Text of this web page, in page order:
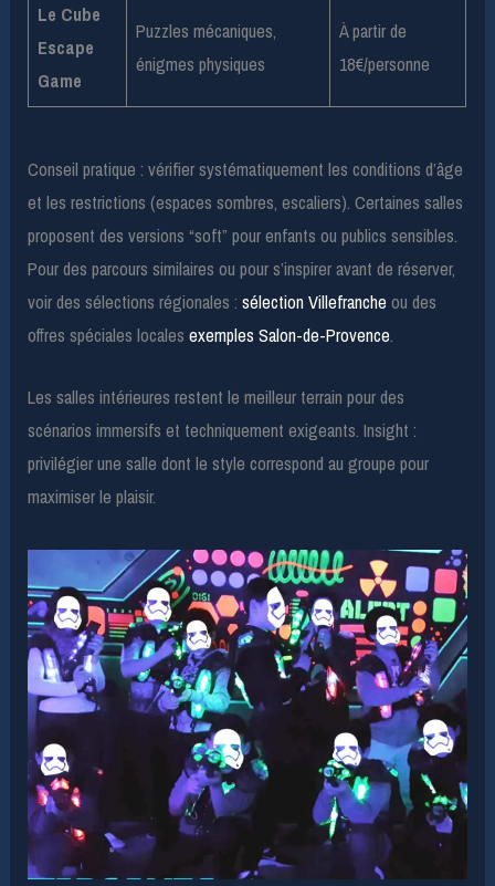
Le Cube
Escape
Game
Puzzles mécaniques,
énigmes physiques
À partir de
18€/personne
Conseil pratique : vérifier systématiquement les conditions d’âge
et les restrictions (espaces sombres, escaliers). Certaines salles
proposent des versions “soft” pour enfants ou publics sensibles.
Pour des parcours similaires ou pour s’inspirer avant de réserver,
voir des sélections régionales :sélection Villefrancheou des
offres spéciales localesexemples Salon-de-Provence.
Les salles intérieures restent le meilleur terrain pour des
scénarios immersifs et techniquement exigeants. Insight :
privilégier une salle dont le style correspond au groupe pour
maximiser le plaisir.